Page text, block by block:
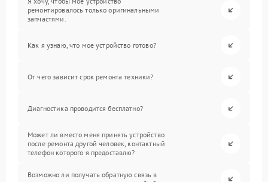
ремонтировалось только оригинальными
запчастями.
Как я узнаю, что мое устройство готово?
От чего зависит срок ремонта техники?
Диагностика проводится бесплатно?
Может ли вместо меня принять устройство
после ремонта другой человек, контактный
телефон которого я предоставлю?
Возможно ли получать обратную связь в